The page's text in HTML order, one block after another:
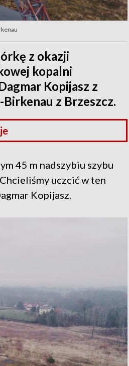
z okazji
kopalni
Kopijasz z
z Brzeszcz.
45 m nadszybiu szybu
uczcić w ten
Kopijasz.